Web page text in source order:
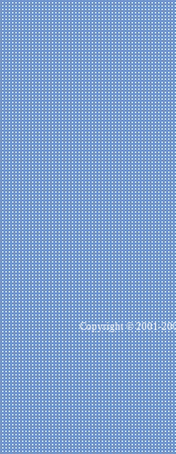
Copyright © 2001-